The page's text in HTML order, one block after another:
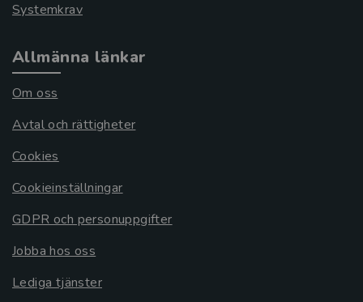
Systemkrav
Allmänna länkar
Om oss
Avtal och rättigheter
Cookies
Cookieinställningar
GDPR och personuppgifter
Jobba hos oss
Lediga tjänster